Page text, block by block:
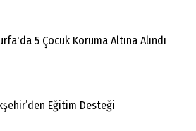
5 Çocuk Koruma Altına Alındı
Eğitim Desteği